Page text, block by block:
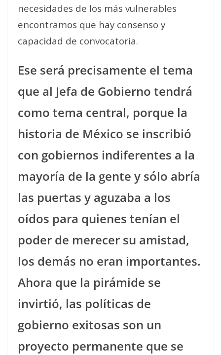
necesidades de los más vulnerables
encontramos que hay consenso y
capacidad de convocatoria.
Ese será precisamente el tema
que al Jefa de Gobierno tendrá
como tema central, porque la
historia de México se inscribió
con gobiernos indiferentes a la
mayoría de la gente y sólo abría
las puertas y aguzaba a los
oídos para quienes tenían el
poder de merecer su amistad,
los demás no eran importantes.
Ahora que la pirámide se
invirtió, las políticas de
gobierno exitosas son un
proyecto permanente que se